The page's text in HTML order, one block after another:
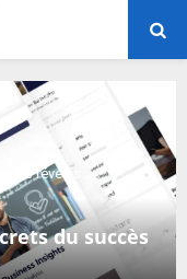
révélés
du succès